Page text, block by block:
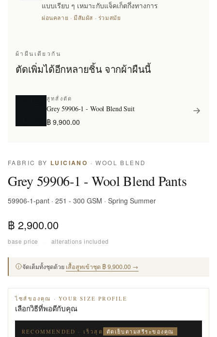
แบบเรียบ ๆ เหมาะกับแจ็คเก็ตกึ่งทางการ
ผ่อนคลาย · มีสัมผัส · ร่วมสมัย
ผ้าผืนเดียวกัน
ตัดเพิ่มได้อีกหลายชิ้น จากผ้าผืนนี้
สูทสั่งตัด
Grey 59906-1 - Wool Blend Suit
฿ 9,900.00
FABRIC BY LUICIANO · WOOL BLEND
Grey 59906-1 - Wool Blend Pants
59906-1-pant · 251 - 300 GSM · Spring Summer
฿ 2,900.00
base price · alterations included
จัดเต็มทั้งชุดด้วย เสื้อสูทเข้าชุด ฿ 9,900.00 →
ไซส์ของคุณ · YOUR SIZE PROFILE
เลือกวิธีที่พอดีกับคุณ
RECOMMENDED · เร็วสุด ตัดเย็บตามสรีระของคุณ